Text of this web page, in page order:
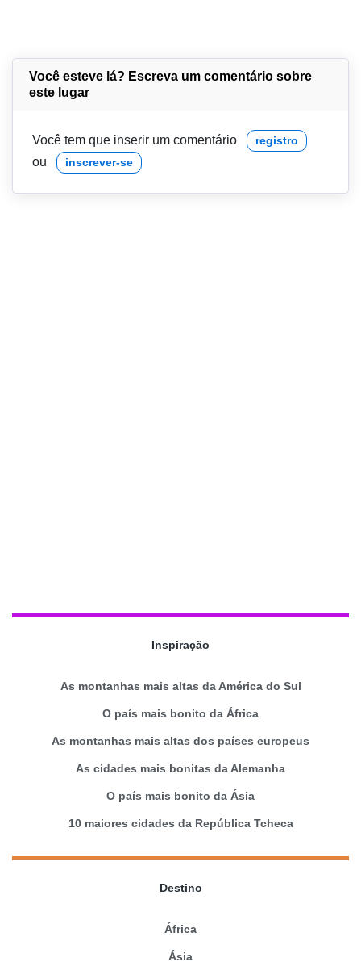
Você esteve lá? Escreva um comentário sobre
este lugar
Você tem que inserir um comentário registro
ou inscrever-se
Inspiração
As montanhas mais altas da América do Sul
O país mais bonito da África
As montanhas mais altas dos países europeus
As cidades mais bonitas da Alemanha
O país mais bonito da Ásia
10 maiores cidades da República Tcheca
Destino
África
Ásia